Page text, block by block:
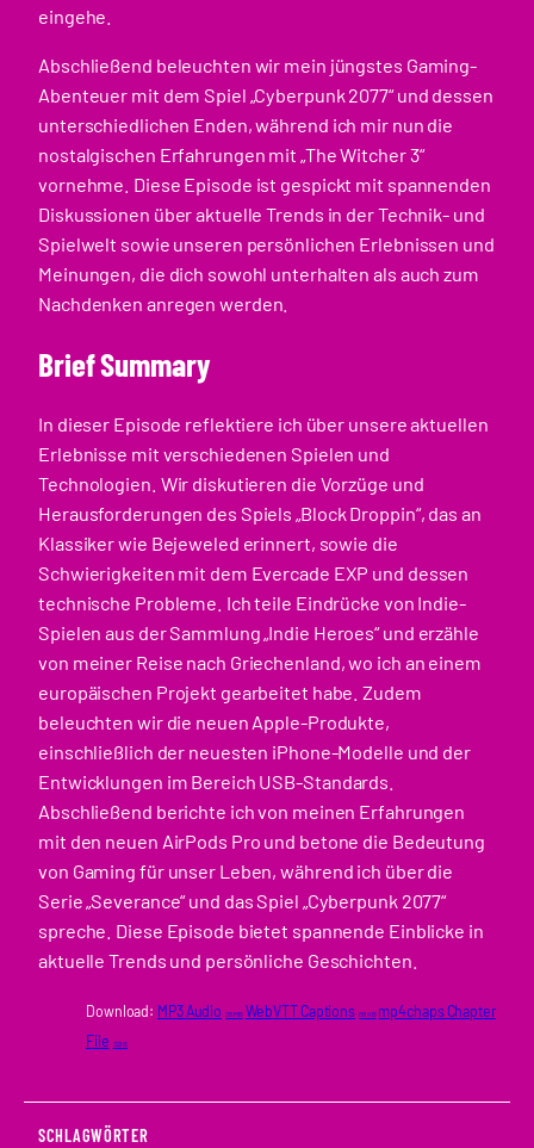
eingehe.
Abschließend beleuchten wir mein jüngstes Gaming-
Abenteuer mit dem Spiel „Cyberpunk 2077“ und dessen
unterschiedlichen Enden, während ich mir nun die
nostalgischen Erfahrungen mit „The Witcher 3“
vornehme. Diese Episode ist gespickt mit spannenden
Diskussionen über aktuelle Trends in der Technik- und
Spielwelt sowie unseren persönlichen Erlebnissen und
Meinungen, die dich sowohl unterhalten als auch zum
Nachdenken anregen werden.
Brief Summary
In dieser Episode reflektiere ich über unsere aktuellen
Erlebnisse mit verschiedenen Spielen und
Technologien. Wir diskutieren die Vorzüge und
Herausforderungen des Spiels „Block Droppin“, das an
Klassiker wie Bejeweled erinnert, sowie die
Schwierigkeiten mit dem Evercade EXP und dessen
technische Probleme. Ich teile Eindrücke von Indie-
Spielen aus der Sammlung „Indie Heroes“ und erzähle
von meiner Reise nach Griechenland, wo ich an einem
europäischen Projekt gearbeitet habe. Zudem
beleuchten wir die neuen Apple-Produkte,
einschließlich der neuesten iPhone-Modelle und der
Entwicklungen im Bereich USB-Standards.
Abschließend berichte ich von meinen Erfahrungen
mit den neuen AirPods Pro und betone die Bedeutung
von Gaming für unser Leben, während ich über die
Serie „Severance“ und das Spiel „Cyberpunk 2077“
spreche. Diese Episode bietet spannende Einblicke in
aktuelle Trends und persönliche Geschichten.
Download: MP3 Audio 35 MB WebVTT Captions 68 KB mp4chaps Chapter
File 321 B
SCHLAGWÖRTER